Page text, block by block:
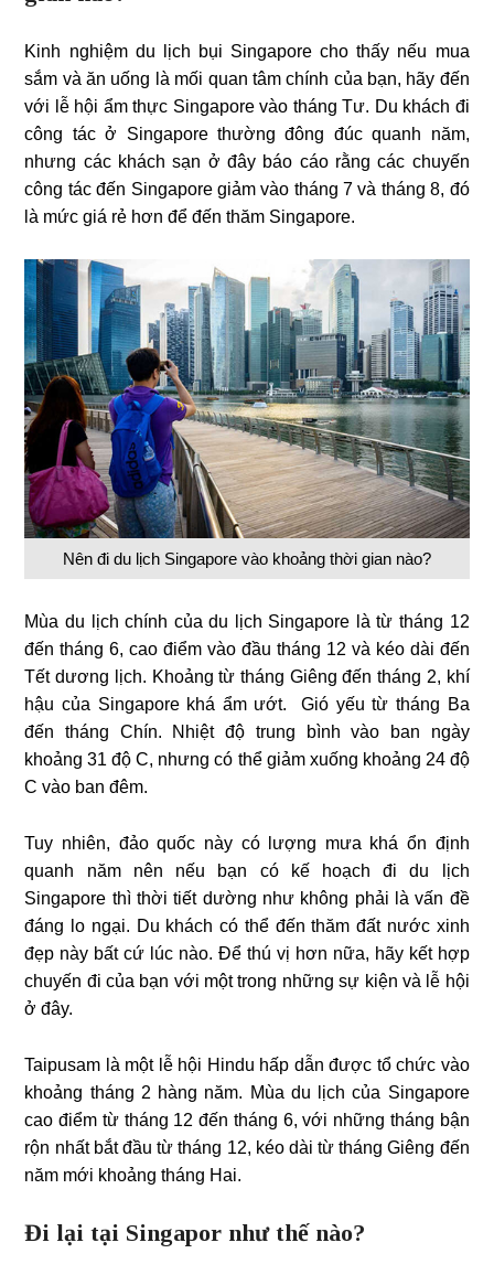
Kinh nghiệm du lịch bụi Singapore cho thấy nếu mua
sắm và ăn uống là mối quan tâm chính của bạn, hãy đến
với lễ hội ẩm thực Singapore vào tháng Tư. Du khách đi
công tác ở Singapore thường đông đúc quanh năm,
nhưng các khách sạn ở đây báo cáo rằng các chuyến
công tác đến Singapore giảm vào tháng 7 và tháng 8, đó
là mức giá rẻ hơn để đến thăm Singapore.
Nên đi du lịch Singapore vào khoảng thời gian nào?
Mùa du lịch chính của du lịch Singapore là từ tháng 12
đến tháng 6, cao điểm vào đầu tháng 12 và kéo dài đến
Tết dương lịch. Khoảng từ tháng Giêng đến tháng 2, khí
hậu của Singapore khá ẩm ướt. Gió yếu từ tháng Ba
đến tháng Chín. Nhiệt độ trung bình vào ban ngày
khoảng 31 độ C, nhưng có thể giảm xuống khoảng 24 độ
C vào ban đêm.
Tuy nhiên, đảo quốc này có lượng mưa khá ổn định
quanh năm nên nếu bạn có kế hoạch đi du lịch
Singapore thì thời tiết dường như không phải là vấn đề
đáng lo ngại. Du khách có thể đến thăm đất nước xinh
đẹp này bất cứ lúc nào. Để thú vị hơn nữa, hãy kết hợp
chuyến đi của bạn với một trong những sự kiện và lễ hội
ở đây.
Taipusam là một lễ hội Hindu hấp dẫn được tổ chức vào
khoảng tháng 2 hàng năm. Mùa du lịch của Singapore
cao điểm từ tháng 12 đến tháng 6, với những tháng bận
rộn nhất bắt đầu từ tháng 12, kéo dài từ tháng Giêng đến
năm mới khoảng tháng Hai.
Đi lại tại Singapor như thế nào?